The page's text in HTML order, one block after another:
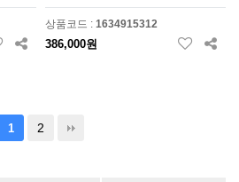
상품코드 : 1634915312
386,000원
1 2